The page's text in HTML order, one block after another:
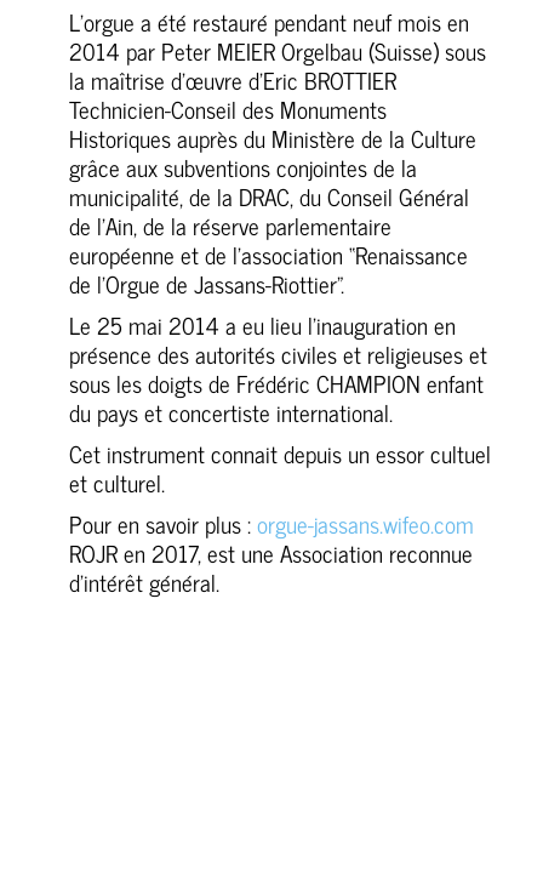
L’orgue a été restauré pendant neuf mois en
2014 par Peter MEIER Orgelbau (Suisse) sous
la maîtrise d’œuvre d’Eric BROTTIER
Technicien-Conseil des Monuments
Historiques auprès du Ministère de la Culture
grâce aux subventions conjointes de la
municipalité, de la DRAC, du Conseil Général
de l’Ain, de la réserve parlementaire
européenne et de l’association “Renaissance
de l’Orgue de Jassans-Riottier”.
Le 25 mai 2014 a eu lieu l’inauguration en
présence des autorités civiles et religieuses et
sous les doigts de Frédéric CHAMPION enfant
du pays et concertiste international.
Cet instrument connait depuis un essor cultuel
et culturel.
Pour en savoir plus :orgue-jassans.wifeo.com
ROJR en 2017, est une Association reconnue
d’intérêt général.